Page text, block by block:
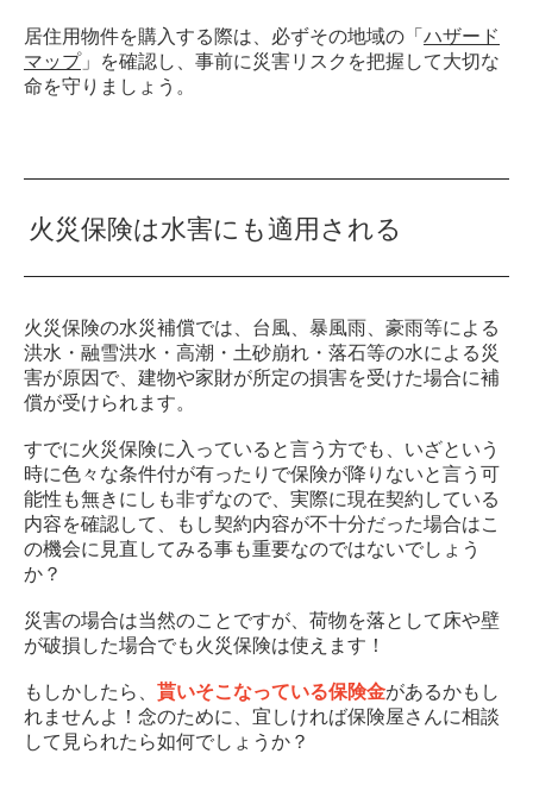
居住用物件を購入する際は、必ずその地域の「 ハザード
マップ」を確認し、事前に災害リスクを把握して大切な
命を守りましょう。
火災保険は水害にも適用される
火災保険の水災補償では、台風、暴風雨、豪雨等による
洪水・融雪洪水・高潮・土砂崩れ・落石等の水による災
害が原因で、建物や家財が所定の損害を受けた場合に補
償が受けられます。
すでに火災保険に入っていると言う方でも、いざという
時に色々な条件付が有ったりで保険が降りないと言う可
能性も無きにしも非ずなので、実際に現在契約している
内容を確認して、もし契約内容が不十分だった場合はこ
の機会に見直してみる事も重要なのではないでしょう
か？
災害の場合は当然のことですが、荷物を落として床や壁
が破損した場合でも火災保険は使えます！
もしかしたら、 貰いそこなっている保険金があるかもし
れませんよ！念のために、宜しければ保険屋さんに相談
して見られたら如何でしょうか？